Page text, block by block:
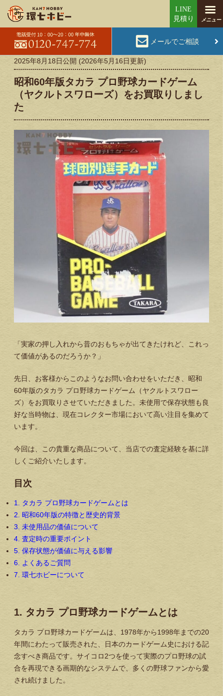
メールでご相談
2025年8月18日公開 (2026年5月16日更新)
昭和60年版タカラ プロ野球カードゲーム
（ヤクルトスワローズ）をお買取りしまし
た
「実家の押し入れから昔のおもちゃが出てきたけれど、これっ
て価値があるのだろうか？」
先日、お客様からこのようなお問い合わせをいただき、昭和
60年版のタカラ プロ野球カードゲーム（ヤクルトスワロー
ズ）をお買取りさせていただきました。未使用で保存状態も良
好な当時物は、現在コレクター市場において高い注目を集めて
います。
今回は、この貴重な商品について、当店での査定経験を基に詳
しくご紹介いたします。
目次
1. タカラ プロ野球カードゲームとは
2. 昭和60年版の特徴と歴史的背景
3. 未使用品の価値について
4. 査定時の重要ポイント
5. 保存状態が価値に与える影響
6. よくあるご質問
7. 環七ホビーについて
1. タカラ プロ野球カードゲームとは
タカラ プロ野球カードゲームは、1978年から1998年までの20
年間にわたって販売された、日本のカードゲーム史における記
念すべき商品です。サイコロ2つを使って実際のプロ野球の試
合を再現できる画期的なシステムで、多くの野球ファンから愛
され続けました。